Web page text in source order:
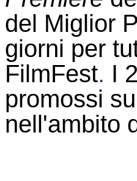
del Miglior
giorni per
FilmFest. I
promossi
nell'ambito